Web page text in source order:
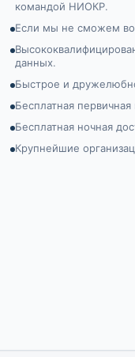
командой НИОКР.
Если мы не сможем
данных.
Быстрое и
Бесплатная
Бесплатная ночная
Крупнейшие